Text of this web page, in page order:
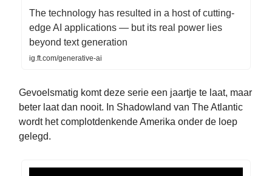
The technology has resulted in a host of cutting-
edge AI applications — but its real power lies
beyond text generation
ig.ft.com/generative-ai
Gevoelsmatig komt deze serie een jaartje te laat, maar
beter laat dan nooit. In Shadowland van The Atlantic
wordt het complotdenkende Amerika onder de loep
gelegd.